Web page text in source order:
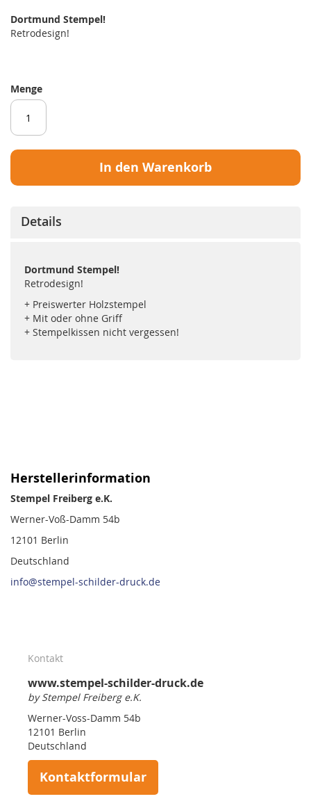
Dortmund Stempel!
Retrodesign!
Menge
In den Warenkorb
Details
Dortmund Stempel!
Retrodesign!
+ Preiswerter Holzstempel
+ Mit oder ohne Griff
+ Stempelkissen nicht vergessen!
Herstellerinformation
Stempel Freiberg e.K.
Werner-Voß-Damm 54b
12101 Berlin
Deutschland
info@stempel-schilder-druck.de
Kontakt
www.stempel-schilder-druck.de
by Stempel Freiberg e.K.
Werner-Voss-Damm 54b
12101 Berlin
Deutschland
Kontaktformular